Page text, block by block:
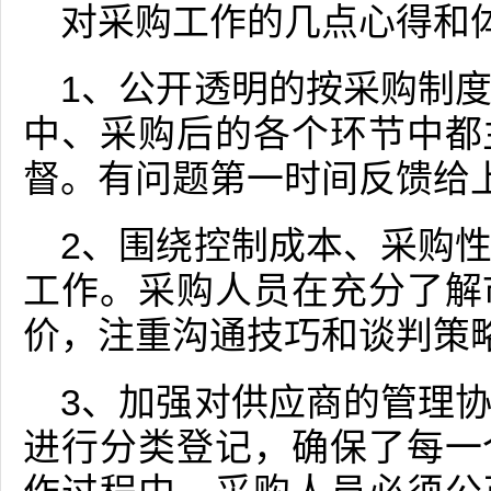
对采购工作的几点心得和
1、公开透明的按采购制
中、采购后的各个环节中
督。有问题第一时间反馈给
2、围绕控制成本、采购
工作。采购人员在充分了
价，注重沟通技巧和谈判策
3、加强对供应商的管理
进行分类登记，确保了每